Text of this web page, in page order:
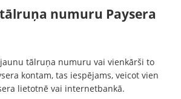
numuru Paysera
tālruņa numuru vai vienkārši to
kontam, tas iespējams, veicot vien
lietotnē vai internetbankā.